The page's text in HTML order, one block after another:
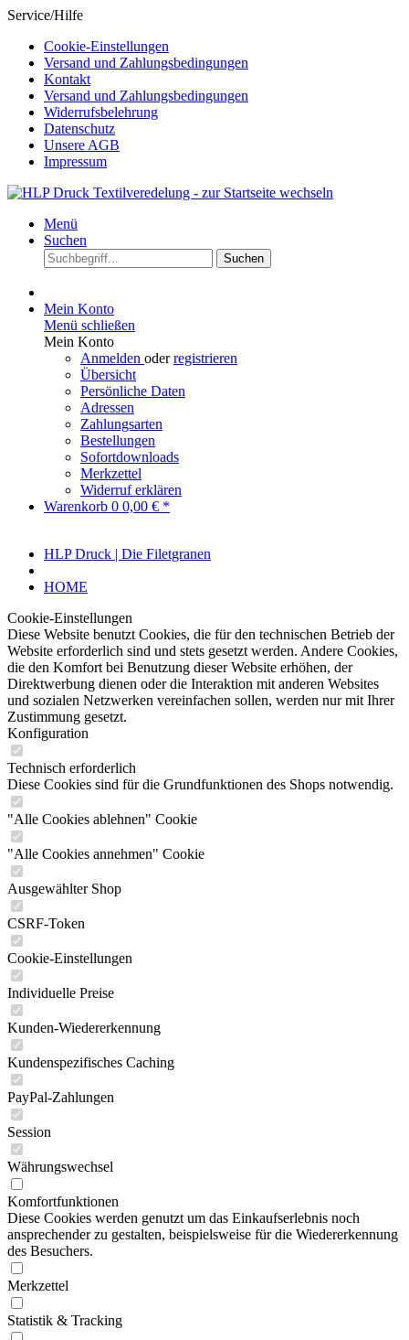
Service/Hilfe
Cookie-Einstellungen
Versand und Zahlungsbedingungen
Kontakt
Versand und Zahlungsbedingungen
Widerrufsbelehrung
Datenschutz
Unsere AGB
Impressum
Menü
Suchen
Suchen
Mein Konto
Menü schließen
Mein Konto
Anmelden oderregistrieren
Übersicht
Persönliche Daten
Adressen
Zahlungsarten
Bestellungen
Sofortdownloads
Merkzettel
Widerruf erklären
Warenkorb 0 0,00 € *
HLP Druck | Die Filetgranen
HOME
Cookie-Einstellungen
Diese Website benutzt Cookies, die für den technischen Betrieb der
Website erforderlich sind und stets gesetzt werden. Andere Cookies,
die den Komfort bei Benutzung dieser Website erhöhen, der
Direktwerbung dienen oder die Interaktion mit anderen Websites
und sozialen Netzwerken vereinfachen sollen, werden nur mit Ihrer
Zustimmung gesetzt.
Konfiguration
Technisch erforderlich
Diese Cookies sind für die Grundfunktionen des Shops notwendig.
"Alle Cookies ablehnen" Cookie
"Alle Cookies annehmen" Cookie
Ausgewählter Shop
CSRF-Token
Cookie-Einstellungen
Individuelle Preise
Kunden-Wiedererkennung
Kundenspezifisches Caching
PayPal-Zahlungen
Session
Währungswechsel
Komfortfunktionen
Diese Cookies werden genutzt um das Einkaufserlebnis noch
ansprechender zu gestalten, beispielsweise für die Wiedererkennung
des Besuchers.
Merkzettel
Statistik & Tracking